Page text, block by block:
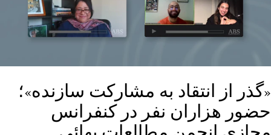
«گذر از انتقاد به مشارکت سازنده»؛
حضور هزاران نفر در کنفرانس